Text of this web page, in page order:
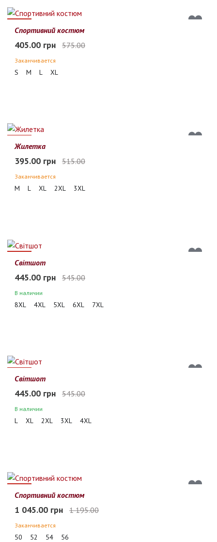
30%
Спортивний костюм
405.00 грн 575.00
Заканчивается
S M L XL
23%
Жилетка
395.00 грн 515.00
Заканчивается
M L XL 2XL 3XL
18%
Світшот
445.00 грн 545.00
В наличии
8XL 4XL 5XL 6XL 7XL
18%
Світшот
445.00 грн 545.00
В наличии
L XL 2XL 3XL 4XL
13%
Спортивний костюм
1 045.00 грн 1 195.00
Заканчивается
50 52 54 56